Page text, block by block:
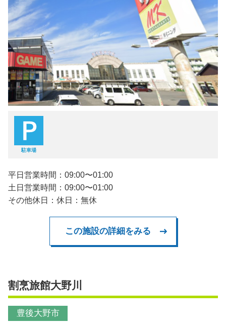
駐車場
平日営業時間：09:00〜01:00
土日営業時間：09:00〜01:00
その他休日：休日：無休
この施設の詳細をみる
割烹旅館大野川
豊後大野市